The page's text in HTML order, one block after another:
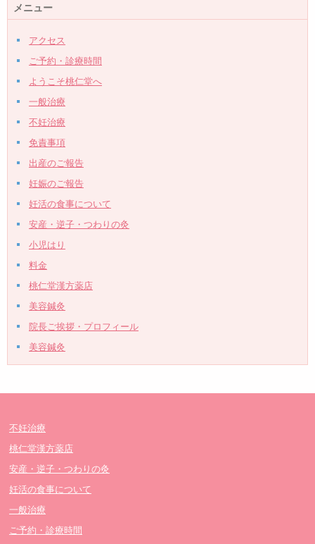
メニュー
アクセス
ご予約・診療時間
ようこそ桃仁堂へ
一般治療
不妊治療
免責事項
出産のご報告
妊娠のご報告
妊活の食事について
安産・逆子・つわりの灸
小児はり
料金
桃仁堂漢方薬店
美容鍼灸
院長ご挨拶・プロフィール
美容鍼灸
不妊治療
桃仁堂漢方薬店
安産・逆子・つわりの灸
妊活の食事について
一般治療
ご予約・診療時間